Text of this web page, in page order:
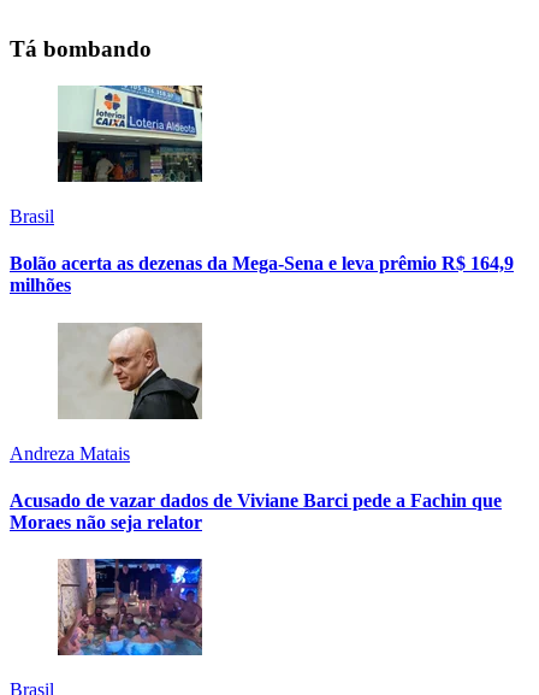
Tá bombando
Brasil
Bolão acerta as dezenas da Mega-Sena e leva prêmio R$ 164,9
milhões
Andreza Matais
Acusado de vazar dados de Viviane Barci pede a Fachin que
Moraes não seja relator
Brasil